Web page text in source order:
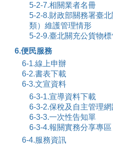
5-2-7.相關業者名冊
5-2-8.財政部關務署臺
類）維護管理情形
5-2-9.臺北關充公貨物標
6.便民服務
6-1.線上申辦
6-2.書表下載
6-3.文宣資料
6-3-1.宣導資料下載
6-3-2.保稅及自主管理網
6-3-3.一次性告知單
6-3-4.報關實務分享專區
6-4.服務資訊